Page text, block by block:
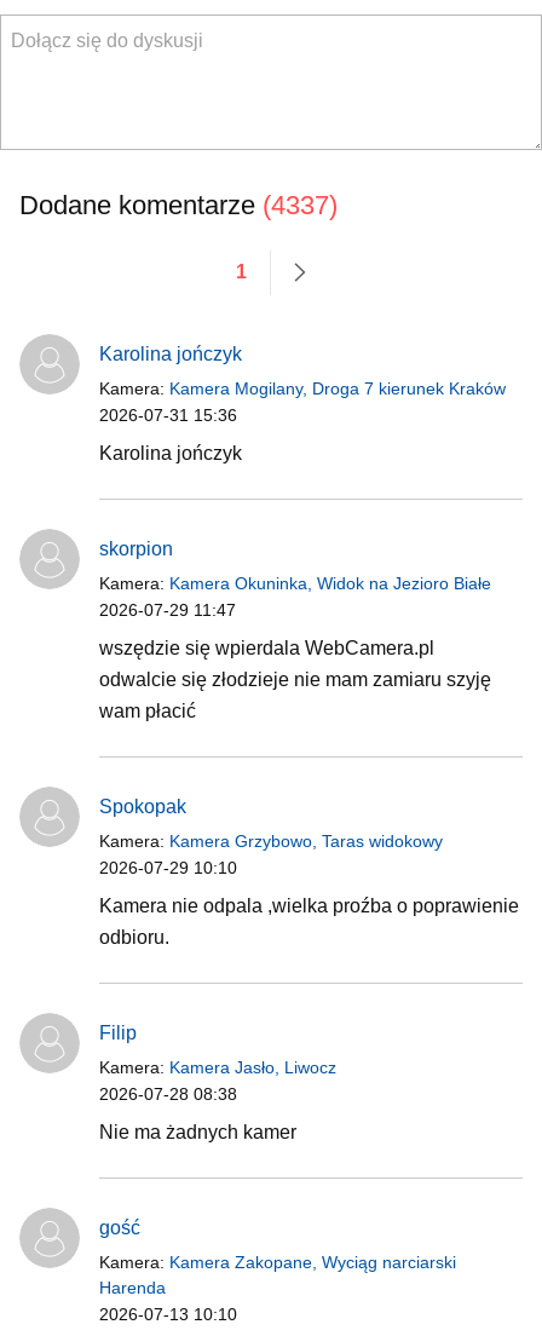
Dodane komentarze (4337)
1
Karolina jończyk
Kamera: Kamera Mogilany, Droga 7 kierunek Kraków
2026-07-31 15:36
Karolina jończyk
skorpion
Kamera: Kamera Okuninka, Widok na Jezioro Białe
2026-07-29 11:47
wszędzie się wpierdala WebCamera.pl
odwalcie się złodzieje nie mam zamiaru szyję
wam płacić
Spokopak
Kamera: Kamera Grzybowo, Taras widokowy
2026-07-29 10:10
Kamera nie odpala ,wielka proźba o poprawienie
odbioru.
Filip
Kamera: Kamera Jasło, Liwocz
2026-07-28 08:38
Nie ma żadnych kamer
gość
Kamera: Kamera Zakopane, Wyciąg narciarski
Harenda
2026-07-13 10:10